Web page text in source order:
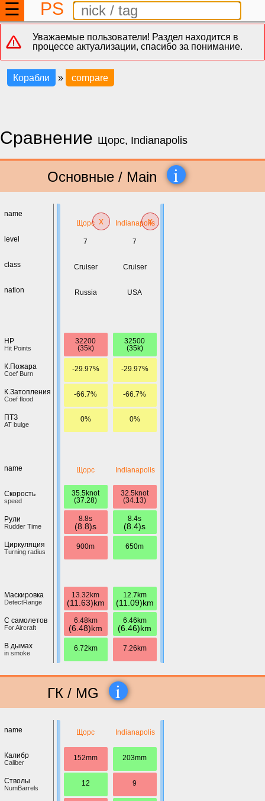
☰ PS
Уважаемые пользователи! Раздел находится в
процессе актуализации, спасибо за понимание.
Корабли » compare
Сравнение Щорс, Indianapolis
Основные / Main i
name
level
class
nation
HP
Hit Points
К.Пожара
Coef Burn
К.Затопления
Coef flood
ПТЗ
AT bulge
name
Скорость
speed
Рули
Rudder Time
Циркуляция
Turning radius
Маскировка
DetectRange
С самолетов
For Aircraft
В дымах
in smoke
Щорс x
7
Cruiser
Russia
32200
(35k)
-29.97%
-66.7%
0%
Щорс
35.5knot
(37.28)
8.8s
(8.8)s
900m
13.32km
(11.63)km
6.48km
(6.48)km
6.72km
Indianapolis
x
7
Cruiser
USA
32500
(35k)
-29.97%
-66.7%
0%
Indianapolis
32.5knot
(34.13)
8.4s
(8.4)s
650m
12.7km
(11.09)km
6.46km
(6.46)km
7.26km
ГК / MG i
name
Калибр
Caliber
Стволы
NumBarrels
Щорс
152mm
12
Indianapolis
203mm
9